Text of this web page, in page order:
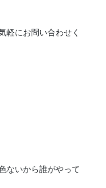
軽にお問い合わせく
ないから誰がやって